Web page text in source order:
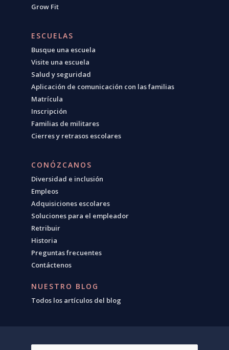
Grow Fit
ESCUELAS
Busque una escuela
Visite una escuela
Salud y seguridad
Aplicación de comunicación con las familias
Matrícula
Inscripción
Familias de militares
Cierres y retrasos escolares
CONÓZCANOS
Diversidad e inclusión
Empleos
Adquisiciones escolares
Soluciones para el empleador
Retribuir
Historia
Preguntas frecuentes
Contáctenos
NUESTRO BLOG
Todos los artículos del blog